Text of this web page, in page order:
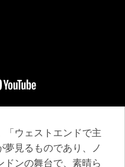
「ウェストエンドで主
見るものであり、ノ
ドンの舞台で、素晴ら